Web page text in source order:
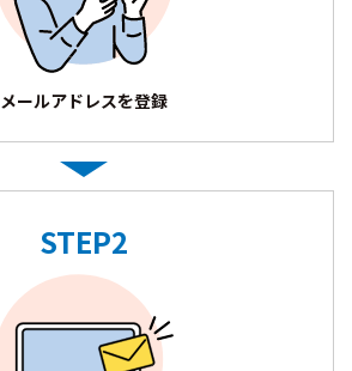
メールアドレスを登録
STEP2